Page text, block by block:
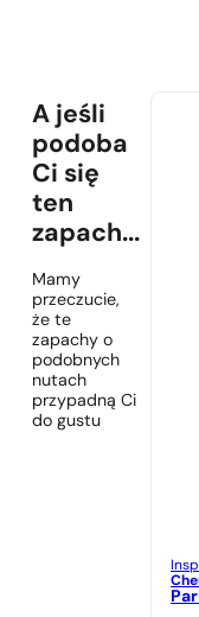
A jeśli
podoba
Ci się
ten
zapach...
Mamy
przeczucie,
że te
zapachy o
podobnych
nutach
przypadną Ci
do gustu